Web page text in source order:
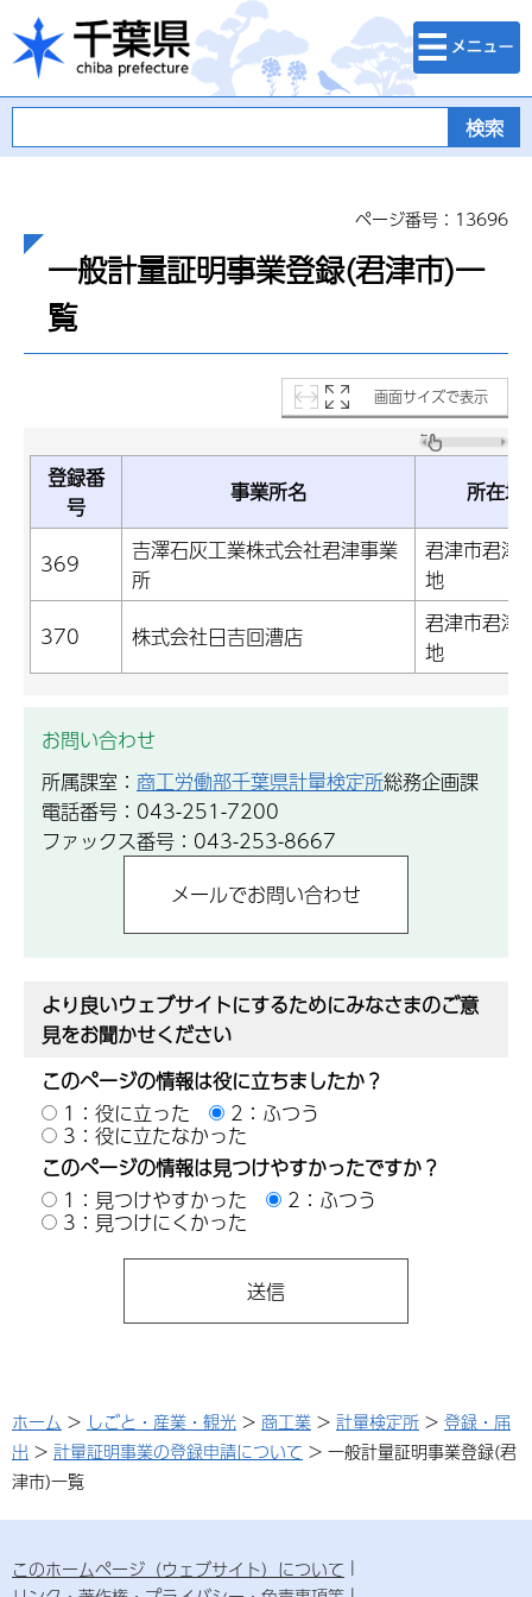
千葉県
検索・メニュ
ー
ページ番号：13696
一般計量証明事業登録(君津市)一
覧
画面サイズで表示
登録番
号
事業所名 所在地
369
吉澤石灰工業株式会社君津事業
所
君津市君津
地
370
株式会社日吉回漕店
君津市君津
地
お問い合わせ
所属課室： 商工労働部千葉県計量検定所総務企画課
電話番号：043-251-7200
ファックス番号：043-253-8667
より良いウェブサイトにするためにみなさまのご意
見をお聞かせください
このページの情報は役に立ちましたか？
1：役に立った
2：ふつう
3：役に立たなかった
このページの情報は見つけやすかったですか？
1：見つけやすかった
2：ふつう
3：見つけにくかった
ホーム > しごと・産業・観光 > 商工業 > 計量検定所 > 登録・届
出 > 計量証明事業の登録申請について > 一般計量証明事業登録(君
津市)一覧
このホームページ（ウェブサイト）について